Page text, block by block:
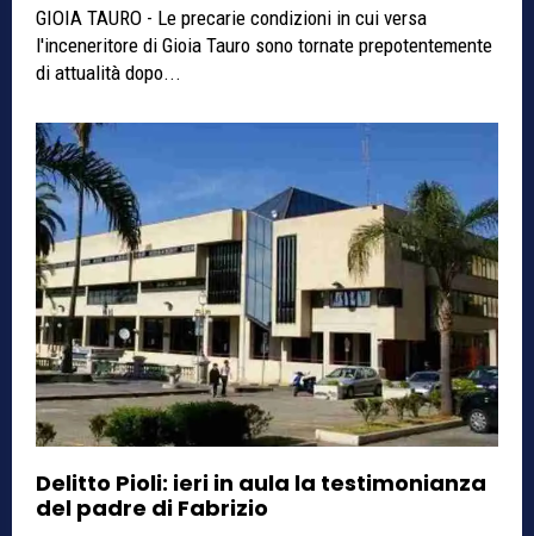
GIOIA TAURO - Le precarie condizioni in cui versa
l'inceneritore di Gioia Tauro sono tornate prepotentemente
di attualità dopo...
Delitto Pioli: ieri in aula la testimonianza
del padre di Fabrizio